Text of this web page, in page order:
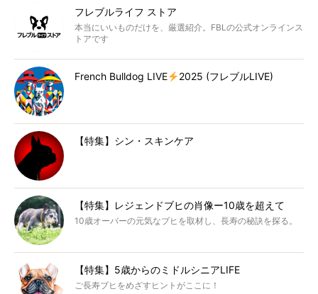
フレブルライフ ストア
本当にいいものだけを、厳選紹介。FBLの公式オンラインス
トアです
French Bulldog LIVE 2025 (フレブルLIVE)
【特集】シン・スキンケア
【特集】レジェンドブヒの肖像ー10歳を超えて
10歳オーバーの元気なブヒを取材し、長寿の秘訣を探る。
【特集】5歳からのミドルシニアLIFE
ご長寿ブヒをめざすヒントがここに！